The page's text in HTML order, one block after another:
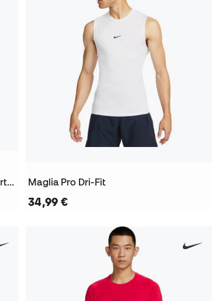
Maglia A maniche lunghe Dri-Fit Sport Baselayer
Maglia Pro Dri-Fit
34,99 €